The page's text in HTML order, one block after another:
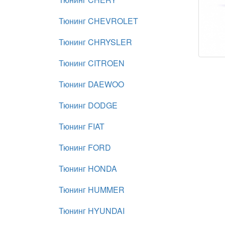
Тюнинг CHEVROLET
Тюнинг CHRYSLER
Тюнинг CITROEN
Тюнинг DAEWOO
Тюнинг DODGE
Тюнинг FIAT
Тюнинг FORD
Тюнинг HONDA
Тюнинг HUMMER
Тюнинг HYUNDAI